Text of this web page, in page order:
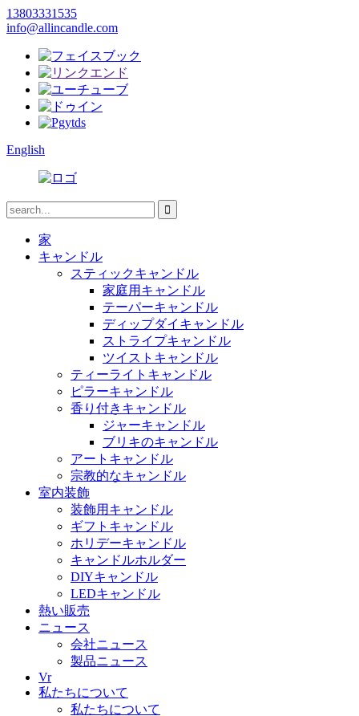
13803331535
info@allincandle.com
English
家
キャンドル
スティックキャンドル
家庭用キャンドル
テーパーキャンドル
ディップダイキャンドル
ストライプキャンドル
ツイストキャンドル
ティーライトキャンドル
ピラーキャンドル
香り付きキャンドル
ジャーキャンドル
ブリキのキャンドル
アートキャンドル
宗教的なキャンドル
室内装飾
装飾用キャンドル
ギフトキャンドル
ホリデーキャンドル
キャンドルホルダー
DIYキャンドル
LEDキャンドル
熱い販売
ニュース
会社ニュース
製品ニュース
Vr
私たちについて
私たちについて